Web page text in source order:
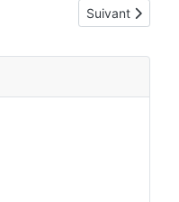
Article suivant :
Suivant